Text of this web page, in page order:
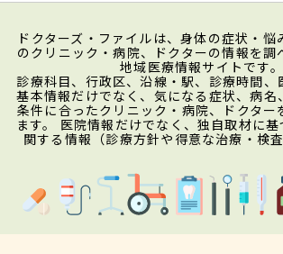
ドクターズ・ファイルは、身体の症状・悩
のクリニック・病院、ドクターの情報を調
地域医療情報サイトです。
診療科目、行政区、沿線・駅、診療時間、
基本情報だけでなく、気になる症状、病名
条件に合ったクリニック・病院、ドクター
ます。 医院情報だけでなく、独自取材に
関する情報（診療方針や得意な治療・検査